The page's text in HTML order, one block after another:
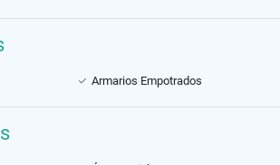
Armarios Empotrados